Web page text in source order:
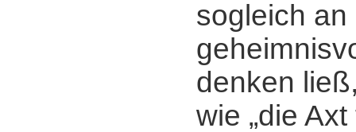
sogleich an
denken
wie „die